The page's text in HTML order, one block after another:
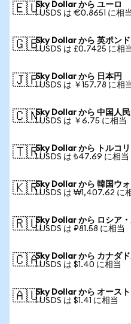
🇪🇺Sky Dollar から ユーロ
1 USDS は €0.8651 に相当
🇬🇧Sky Dollar から 英ポンド
1 USDS は £0.7425 に相
🇯🇵Sky Dollar から 日本円
1 USDS は ￥157.78 に相
🇨🇳Sky Dollar から 中国人
1 USDS は ￥6.75 に相当
🇹🇷Sky Dollar から トルコリ
1 USDS は ₺47.69 に相当
🇰🇷Sky Dollar から 韓国ウ
1 USDS は ₩1,407.62 に
🇷🇺Sky Dollar から ロシア
1 USDS は ₽81.58 に相当
🇨🇦Sky Dollar から カナダ
1 USDS は $1.40 に相当
🇦🇺Sky Dollar から オース
1 USDS は $1.41 に相当